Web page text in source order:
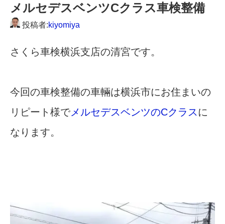
メルセデスベンツCクラス車検整備
投稿者:kiyomiya
さくら車検横浜支店の清宮です。
今回の車検整備の車輛は横浜市にお住まいの
リピート様でメルセデスベンツのCクラス に
なります。